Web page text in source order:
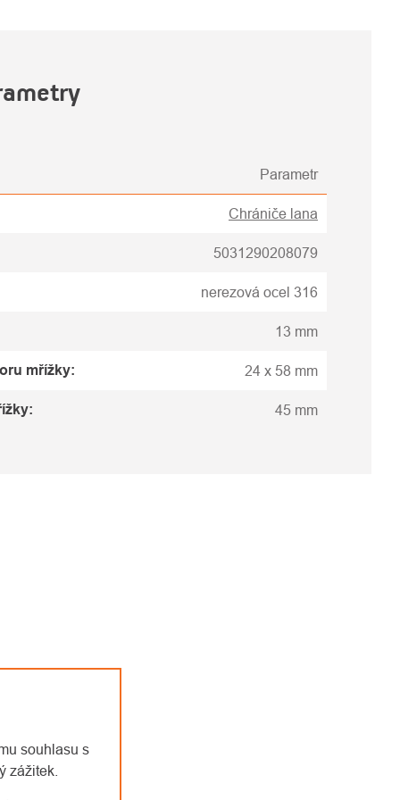
souhlasu s
zážitek.
Parametr
Chrániče lana
5031290208079
nerezová ocel 316
13 mm
mřížky: 24 x 58 mm
: 45 mm